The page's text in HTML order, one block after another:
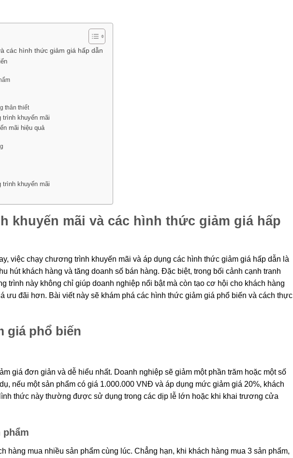
các hình thức giảm giá hấp dẫn
thân thiết
khuyến mãi
mãi hiệu quả
khuyến mãi
khuyến mãi và các hình thức giảm giá hấp
việc chạy chương trình khuyến mãi và áp dụng các hình thức giảm giá hấp dẫn là
hút khách hàng và tăng doanh số bán hàng. Đặc biệt, trong bối cảnh cạnh tranh
trình này không chỉ giúp doanh nghiệp nổi bật mà còn tạo cơ hội cho khách hàng
ưu đãi hơn. Bài viết này sẽ khám phá các hình thức giảm giá phổ biến và cách thực
giá phổ biến
giá đơn giản và dễ hiểu nhất. Doanh nghiệp sẽ giảm một phần trăm hoặc một số
nếu một sản phẩm có giá 1.000.000 VNĐ và áp dụng mức giảm giá 20%, khách
thức này thường được sử dụng trong các dịp lễ lớn hoặc khi khai trương cửa
phẩm
hàng mua nhiều sản phẩm cùng lúc. Chẳng hạn, khi khách hàng mua 3 sản phẩm,